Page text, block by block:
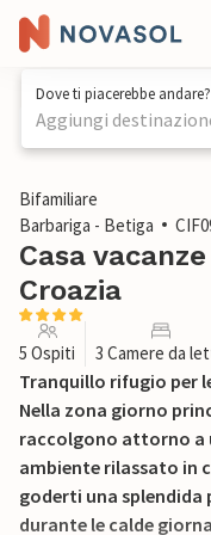
Dove ti piacerebbe andare?
Aggiungi
1 / 31
Bifamiliare
Barbariga - Betiga
Casa
Croazia
5 Ospiti 3 Camere da
Tranquillo rifugio per
Nella zona giorno
raccolgono attorno a
ambiente rilassato in
goderti una
durante le calde